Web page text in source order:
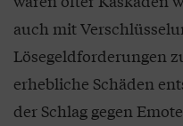
auch mit
Lösegeldforderungen
erhebliche Schäden
der Schlag gegen